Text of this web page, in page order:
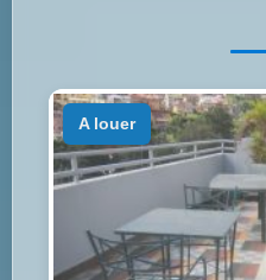
a louer